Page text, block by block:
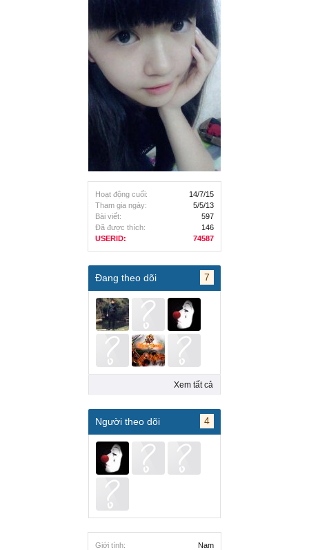
Hoạt động cuối:
14/7/15
Tham gia ngày:
5/5/13
Bài viết:
597
Đã được thích:
146
USERID:
74587
Đang theo dõi 7
Xem tất cả
Người theo dõi 4
Giới tính: Nam